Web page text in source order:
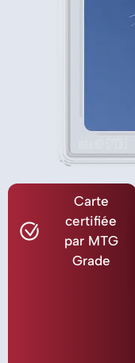
Carte
certifiée
par MTG
Grade